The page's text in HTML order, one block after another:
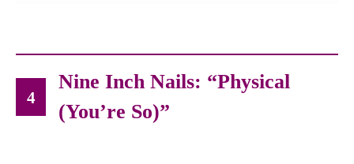
4
Nine Inch Nails: “Physical
(You’re So)”